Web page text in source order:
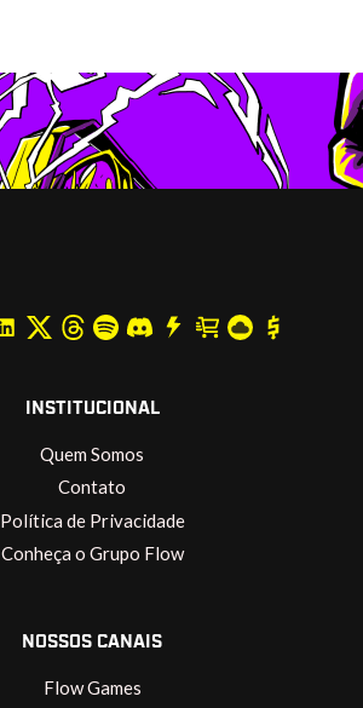
INSTITUCIONAL
Quem Somos
Contato
Política de Privacidade
Conheça o Grupo Flow
NOSSOS CANAIS
Flow Games